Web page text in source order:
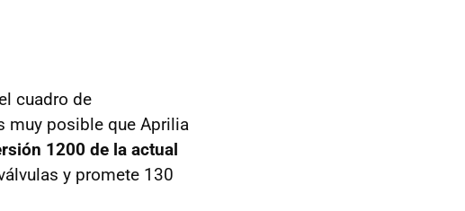
cuadro de
muy posible que Aprilia
1200 de la actual
y promete 130